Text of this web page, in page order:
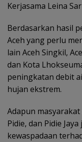
Kerjasama Leina
Berdasarkan hasil
Aceh yang perlu
lain Aceh Singkil,
dan Kota
peningkatan debit
hujan ekstrem.
Adapun
Pidie, dan Pidie
kewaspadaan